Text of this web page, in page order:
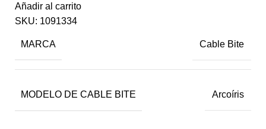
Añadir al carrito
SKU: 1091334
MARCA Cable Bite
MODELO DE CABLE BITE Arcoíris